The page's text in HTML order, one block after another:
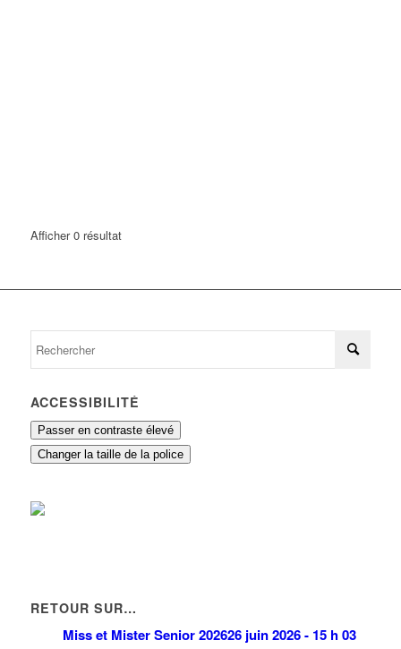
Afficher 0 résultat
ACCESSIBILITÉ
Passer en contraste élevé
Changer la taille de la police
RETOUR SUR…
Miss et Mister Senior 202626 juin 2026 - 15 h 03